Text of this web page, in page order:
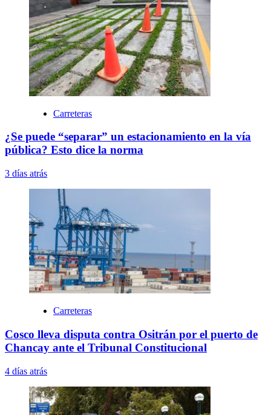
Carreteras
¿Se puede “separar” un estacionamiento en la vía
pública? Esto dice la norma
3 días atrás
Carreteras
Cosco lleva disputa contra Ositrán por el puerto de
Chancay ante el Tribunal Constitucional
4 días atrás